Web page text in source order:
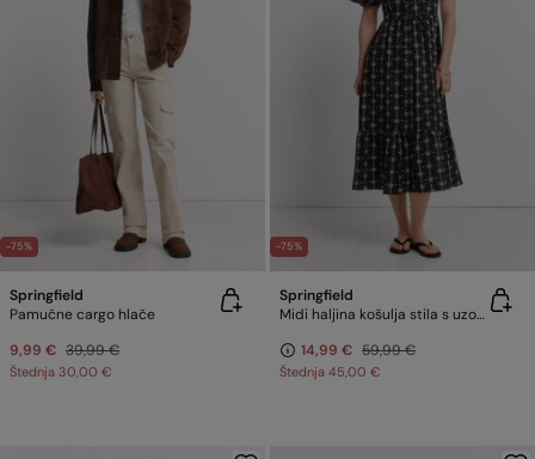
-75%
Springfield
Pamučne cargo hlače
9,99 € 39,99 €
Štednja 30,00 €
-75%
Springfield
Midi haljina košulja stila s uzorkom od lana
14,99 € 59,99 €
Štednja 45,00 €